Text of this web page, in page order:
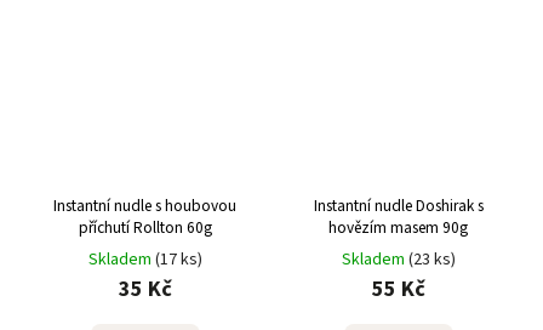
Instantní nudle s houbovou
příchutí Rollton 60g
Skladem (17 ks)
35 Kč
Instantní nudle Doshirak s
hovězím masem 90g
Skladem (23 ks)
55 Kč